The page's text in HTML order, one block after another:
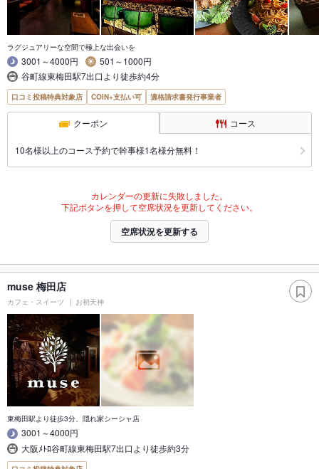
ラグジュアリーな空間で極上な出会いを
3001～4000円
501～1000円
谷町線東梅田駅7出口より徒歩約4分
口コミ投稿特典対象店 COIN+支払い可 適格請求書発行事業者
クーポン コース
10名様以上のコース予約で幹事様1名様分無料！
カレンダーの更新に失敗しました。
下記ボタンを押して空席状況を更新してください。
空席状況を更新する
muse 梅田店
カフェ・スイーツ お初天神
東梅田駅より徒歩3分、隠れ家シーシャ店
3001～4000円
大阪ﾒﾄﾛ谷町線東梅田駅7出口より徒歩約3分